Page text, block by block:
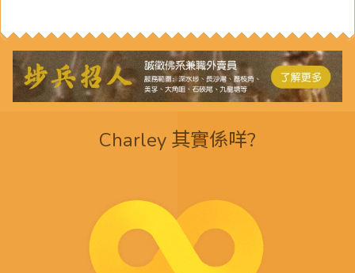
Charley 其實係咩?